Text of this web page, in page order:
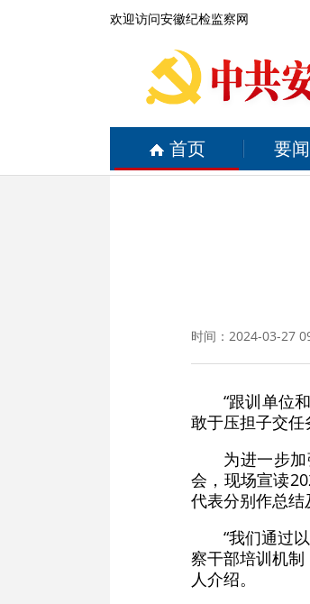
欢迎访问安徽纪检监察网
首页 要
时间：2024-03-27
“跟训单位
敢于压担子交任
为进一步
会，现场宣读
代表分别作总结
“我们通过
察干部培训机制
人介绍。